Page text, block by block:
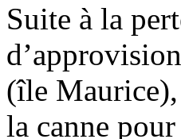
Suite à la
(île
la canne